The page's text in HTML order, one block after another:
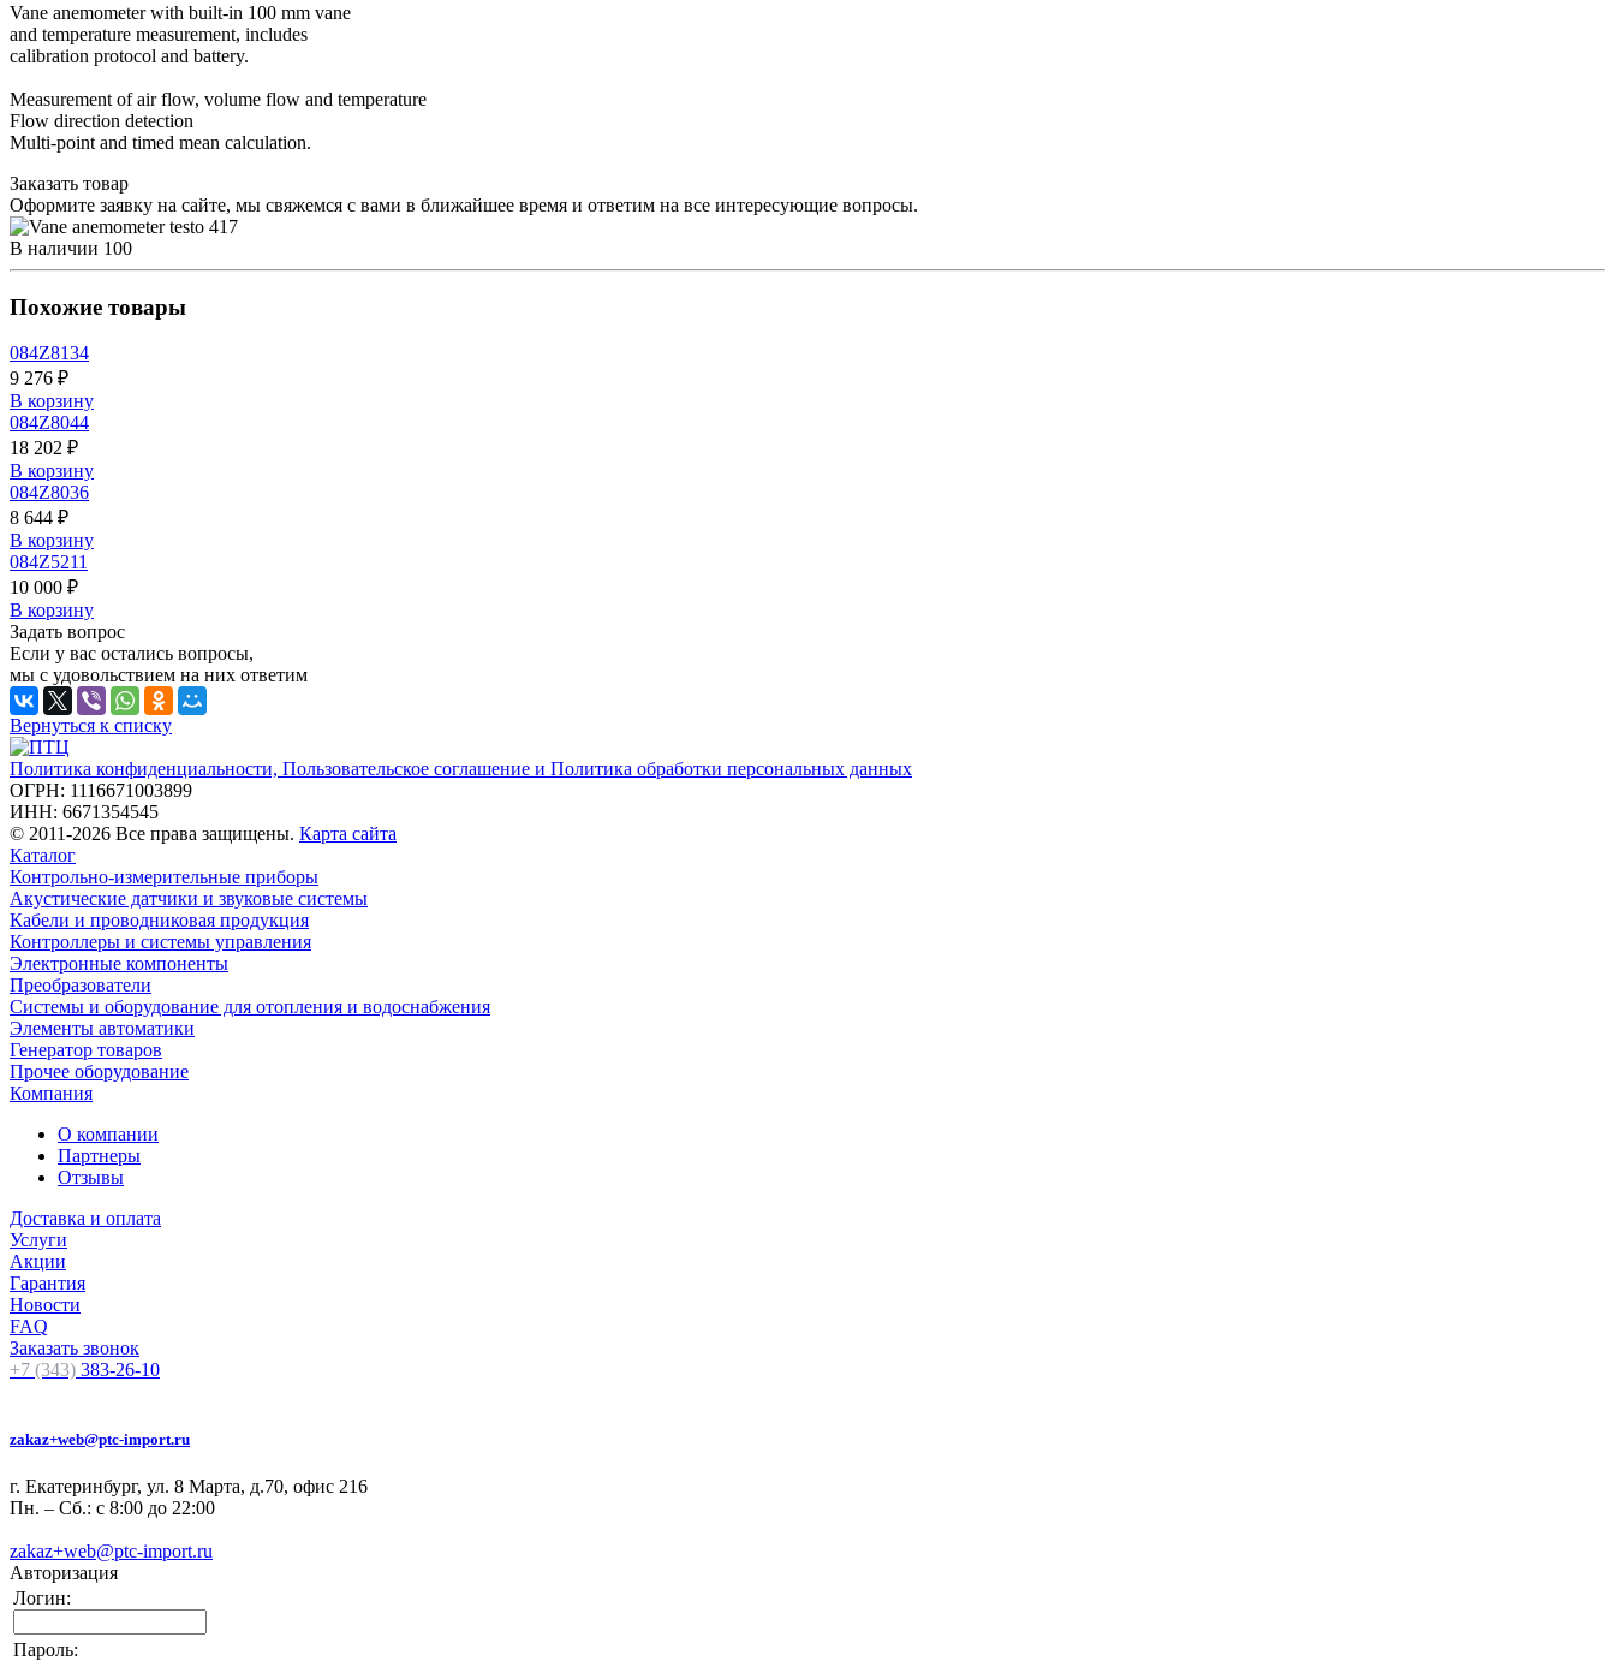
Vane anemometer with built-in 100 mm vane
and temperature measurement, includes
calibration protocol and battery.
Measurement of air flow, volume flow and temperature
Flow direction detection
Multi-point and timed mean calculation.
Заказать товар
Оформите заявку на сайте, мы свяжемся с вами в ближайшее время и ответим на все интересующие вопросы.
В наличии 100
Похожие товары
084Z8134
9 276 ₽
В корзину
084Z8044
18 202 ₽
В корзину
084Z8036
8 644 ₽
В корзину
084Z5211
10 000 ₽
В корзину
Задать вопрос
Если у вас остались вопросы,
мы с удовольствием на них ответим
Вернуться к списку
Политика конфиденциальности, Пользовательское соглашение и Политика обработки персональных данных
ОГРН: 1116671003899
ИНН: 6671354545
© 2011-2026 Все права защищены. Карта сайта
Каталог
Контрольно-измерительные приборы
Акустические датчики и звуковые системы
Кабели и проводниковая продукция
Контроллеры и системы управления
Электронные компоненты
Преобразователи
Системы и оборудование для отопления и водоснабжения
Элементы автоматики
Генератор товаров
Прочее оборудование
Компания
О компании
Партнеры
Отзывы
Доставка и оплата
Услуги
Акции
Гарантия
Новости
FAQ
Заказать звонок
+7 (343) 383-26-10
zakaz+web@ptc-import.ru
г. Екатеринбург, ул. 8 Марта, д.70, офис 216
Пн. – Сб.: с 8:00 до 22:00
zakaz+web@ptc-import.ru
Авторизация
Логин:
Пароль: